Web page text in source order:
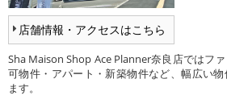
店舗情報・アクセスはこちら
Sha Maison Shop Ace Planner奈良店ではフ
可物件・アパート・新築物件など、幅広い
ます。